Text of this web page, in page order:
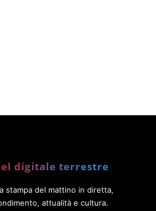
digitale terrestre
stampa del mattino in diretta,
attualità e cultura.